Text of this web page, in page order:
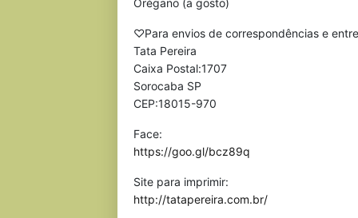
Orégano (a gosto)
♡Para envios de correspondências e
Tata Pereira
Caixa Postal:1707
Sorocaba SP
CEP:18015-970
Face:
https://goo.gl/bcz89q
Site para imprimir:
http://tatapereira.com.br/